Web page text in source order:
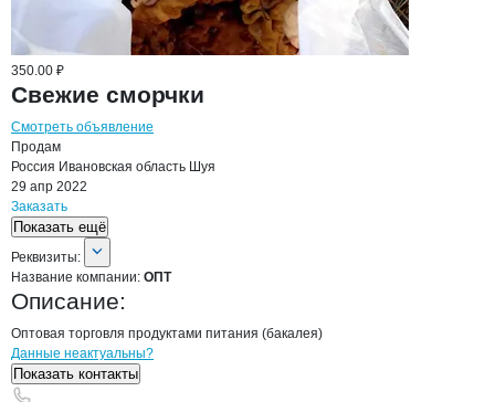
350.00 ₽
Свежие сморчки
Смотреть объявление
Продам
Россия Ивановская область Шуя
29 апр 2022
Заказать
Показать ещё
О компании
Реквизиты
Реквизиты:
Название компании: ОПТ
Описание:
Оптовая торговля продуктами питания (бакалея)
Контактыкомпании
+7(800)000-00-..
Данные неактуальны?
Показать контакты